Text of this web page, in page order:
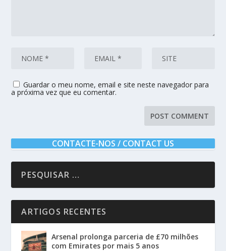
Guardar o meu nome, email e site neste navegador para
a próxima vez que eu comentar.
CONTACTE-NOS / CONTACT US
ARTIGOS RECENTES
Arsenal prolonga parceria de £70 milhões
com Emirates por mais 5 anos